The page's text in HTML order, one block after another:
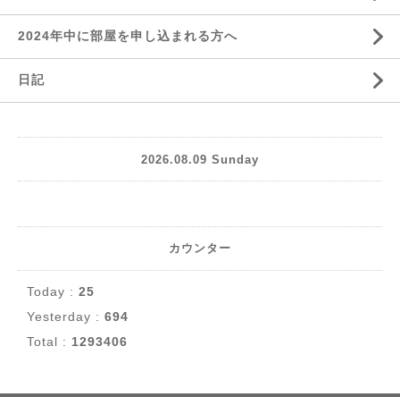
2024年中に部屋を申し込まれる方へ
日記
2026.08.09 Sunday
カウンター
Today : 25
Yesterday : 694
Total : 1293406